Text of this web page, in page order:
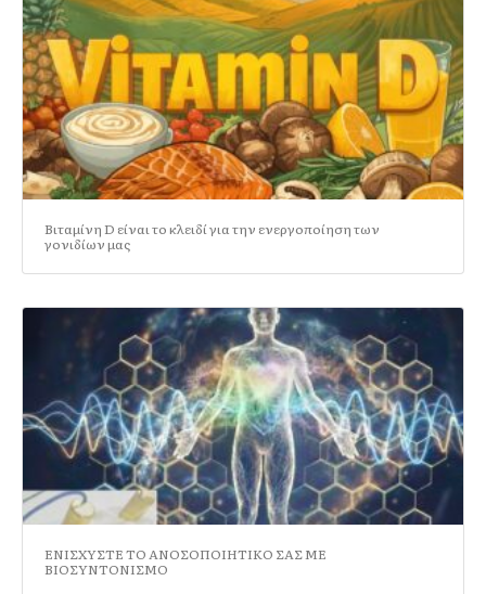
Βιταμίνη D είναι το κλειδί για την ενεργοποίηση των
γονιδίων μας
ΕΝΙΣΧΥΣΤΕ ΤΟ ΑΝΟΣΟΠΟΙΗΤΙΚΟ ΣΑΣ ΜΕ
ΒΙΟΣΥΝΤΟΝΙΣΜΟ